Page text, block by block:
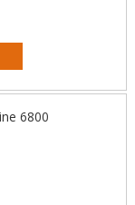
6800